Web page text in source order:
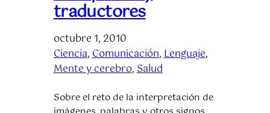
traductores
octubre 1, 2010
Ciencia, Comunicación, Lenguaje
Mente y cerebro, Salud
Sobre el reto de la interpretación de